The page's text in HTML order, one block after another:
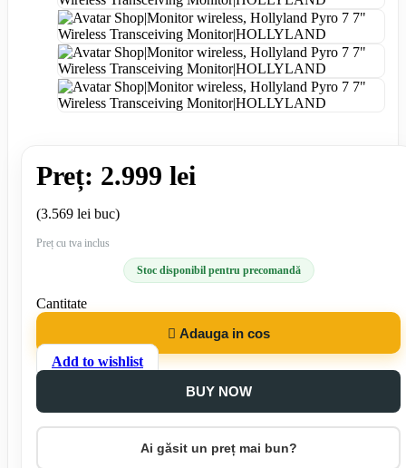
Preț: 2.999 lei
(3.569 lei buc)
Preț cu tva inclus
Stoc disponibil pentru precomandă
Cantitate
 Adauga in cos
Add to wishlist
BUY NOW
Ai găsit un preț mai bun?